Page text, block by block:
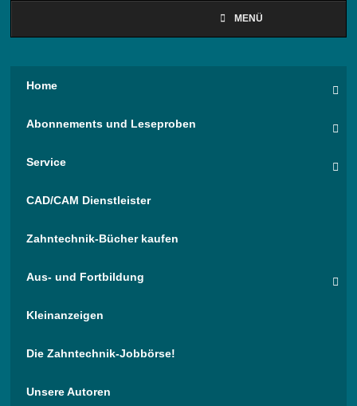
MENÜ
Home
Abonnements und Leseproben
Service
CAD/CAM Dienstleister
Zahntechnik-Bücher kaufen
Aus- und Fortbildung
Kleinanzeigen
Die Zahntechnik-Jobbörse!
Unsere Autoren